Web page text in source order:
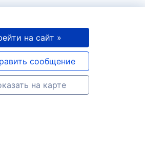
на сайт »
сообщение
на карте